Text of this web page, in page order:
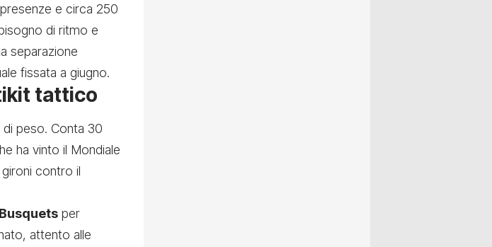
e circa 250
di ritmo e
separazione
fissata a giugno.
tattico
di peso. Conta 30
ha vinto il Mondiale
contro il
per
attento alle